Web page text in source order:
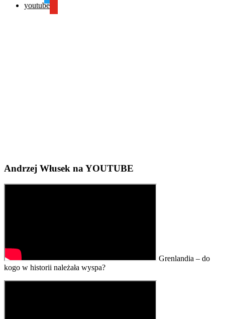
youtube
Andrzej Włusek na YOUTUBE
Grenlandia – do
kogo w historii należała wyspa?